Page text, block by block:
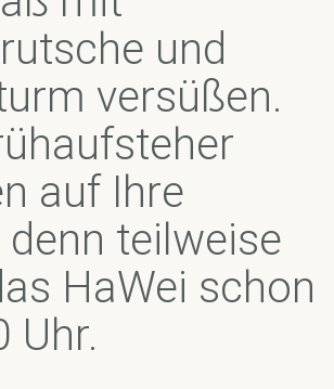
und
versüßen.
auf Ihre
denn teilweise
HaWei schon
Uhr.